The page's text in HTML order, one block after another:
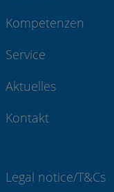
Kompetenzen
Service
Aktuelles
Kontakt
Legal notice/T&Cs